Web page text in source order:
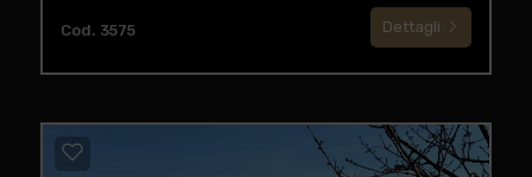
Cod. 3575 Dettagli